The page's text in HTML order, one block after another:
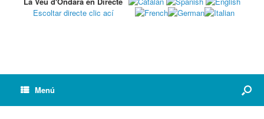
Escoltar directe clic ací
Menú